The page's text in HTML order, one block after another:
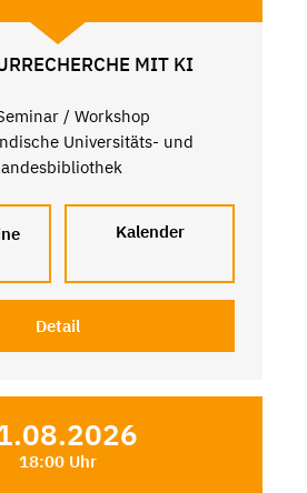
MIT KI
/ Workshop
Universitäts- und
Kalender
Detail
18:00 Uhr